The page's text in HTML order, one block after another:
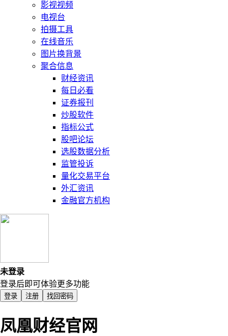
影视视频
电视台
拍摄工具
在线音乐
图片换背景
聚合信息
财经资讯
每日必看
证券报刊
炒股软件
指标公式
股吧论坛
选股数据分析
监管投诉
量化交易平台
外汇资讯
金融官方机构
未登录
登录后即可体验更多功能
登录 注册 找回密码
凤凰财经官网